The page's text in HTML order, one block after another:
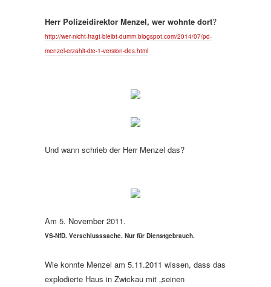
Herr Polizeidirektor Menzel, wer wohnte dort?
http://wer-nicht-fragt-bleibt-dumm.blogspot.com/2014/07/pd-
menzel-erzahlt-die-1-version-des.html
Und wann schrieb der Herr Menzel das?
Am 5. November 2011.
VS-NfD. Verschlusssache. Nur für Dienstgebrauch.
Wie konnte Menzel am 5.11.2011 wissen, dass das
explodierte Haus in Zwickau mit „seinen